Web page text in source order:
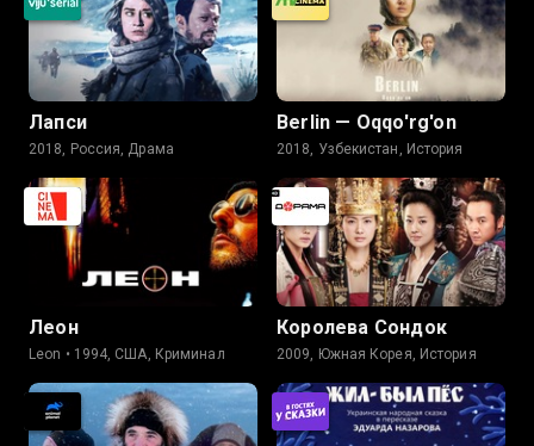
Лапси
2018, Россия, Драма
Berlin — Oqqo'rg'on
2018, Узбекистан, История
Леон
Leon • 1994, США, Криминал
Королева Сондок
2009, Южная Корея, История